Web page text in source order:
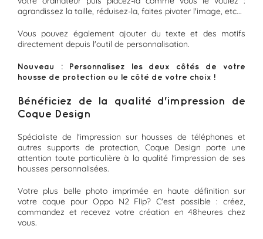
agrandissez la taille, réduisez-la, faites pivoter l'image, etc...
Vous pouvez également ajouter du texte et des motifs
directement depuis l'outil de personnalisation.
Nouveau : Personnalisez les deux côtés de votre
housse de protection ou le côté de votre choix !
Bénéficiez de la qualité d'impression de
Coque Design
Spécialiste de l'impression sur housses de téléphones et
autres supports de protection, Coque Design porte une
attention toute particulière à la qualité l'impression de ses
housses personnalisées.
Votre plus belle photo imprimée en haute définition sur
votre coque pour Oppo N2 Flip? C'est possible : créez,
commandez et recevez votre création en 48heures chez
vous.